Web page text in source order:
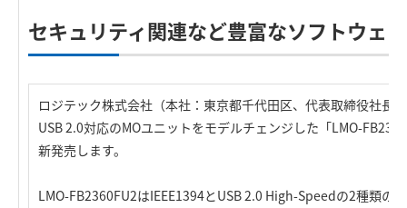
セキュリティ関連など豊富なソフトウェ
ロジテック株式会社（本社：東京都千代田区、代表取締役社長
USB 2.0対応のMOユニットをモデルチェンジした「LMO-
新発売します。
LMO-FB2360FU2はIEEE1394とUSB 2.0 High-Speedの2種類の